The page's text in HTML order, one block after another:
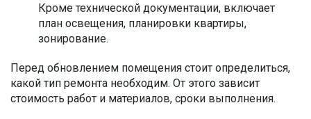
Кроме технической документации, включает
план освещения, планировки квартиры,
зонирование.
Перед обновлением помещения стоит определиться,
какой тип ремонта необходим. От этого зависит
стоимость работ и материалов, сроки выполнения.